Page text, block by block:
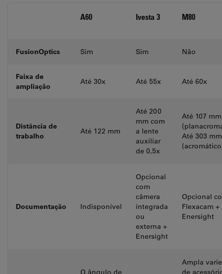
A60 Ivesta 3 M80
FusionOptics Sim Sim Não
Faixa de
ampliação
Até 30x Até 55x Até 60x
Distância de
trabalho
Até 122 mm
Até 200
mm com
a lente
auxiliar
de 0,5x
Até 107 mm
Até 303 mm
Documentação Indisponível
Opcional
com
câmera
integrada
ou
externa +
Enersight
Opcional
Flexacam +
Enersight
O ângulo de
Ampla
de